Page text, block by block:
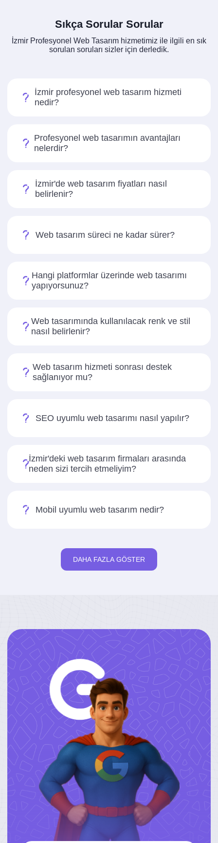
Sıkça Sorular Sorular
İzmir Profesyonel Web Tasarım hizmetimiz ile ilgili en sık
sorulan soruları sizler için derledik.
İzmir profesyonel web tasarım hizmeti
nedir?
Profesyonel web tasarımın avantajları
nelerdir?
İzmir'de web tasarım fiyatları nasıl
belirlenir?
Web tasarım süreci ne kadar sürer?
Hangi platformlar üzerinde web tasarımı
yapıyorsunuz?
Web tasarımında kullanılacak renk ve stil
nasıl belirlenir?
Web tasarım hizmeti sonrası destek
sağlanıyor mu?
SEO uyumlu web tasarımı nasıl yapılır?
İzmir'deki web tasarım firmaları arasında
neden sizi tercih etmeliyim?
Mobil uyumlu web tasarım nedir?
DAHA FAZLA GÖSTER